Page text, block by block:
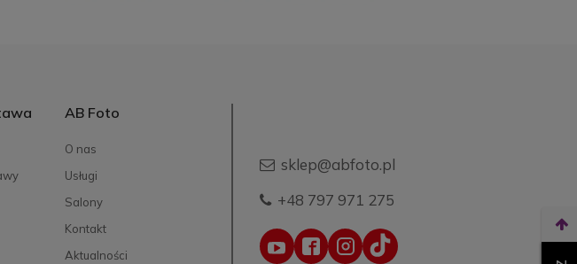
AB Foto
O nas
Usługi
Salony
Kontakt
Aktualności
sklep@abfoto.pl
+48 797 971 275